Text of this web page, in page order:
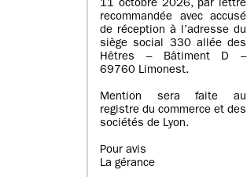
11 octobre 2026, par lettre
recommandée avec accusé
de réception à l’adresse du
siège social 330 allée des
Hêtres – Bâtiment D –
69760 Limonest.
Mention sera faite au
registre du commerce et des
sociétés de Lyon.
Pour avis
La gérance